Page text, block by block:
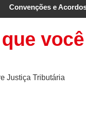
Convenções e
Justiça Tributária